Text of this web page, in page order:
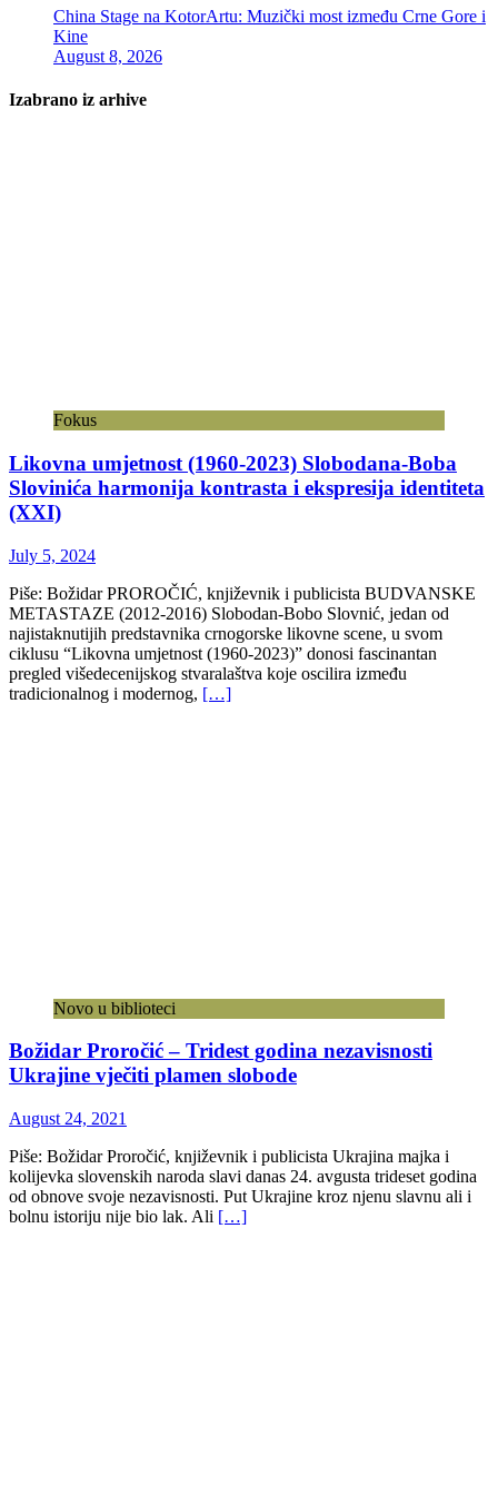
China Stage na KotorArtu: Muzički most između Crne Gore i
Kine
August 8, 2026
Izabrano iz arhive
Fokus
Likovna umjetnost (1960-2023) Slobodana-Boba
Slovinića harmonija kontrasta i ekspresija identiteta
(XXI)
July 5, 2024
Piše: Božidar PROROČIĆ, književnik i publicista BUDVANSKE
METASTAZE (2012-2016) Slobodan-Bobo Slovnić, jedan od
najistaknutijih predstavnika crnogorske likovne scene, u svom
ciklusu “Likovna umjetnost (1960-2023)” donosi fascinantan
pregled višedecenijskog stvaralaštva koje oscilira između
tradicionalnog i modernog, […]
Novo u biblioteci
Božidar Proročić – Tridest godina nezavisnosti
Ukrajine vječiti plamen slobode
August 24, 2021
Piše: Božidar Proročić, književnik i publicista Ukrajina majka i
kolijevka slovenskih naroda slavi danas 24. avgusta trideset godina
od obnove svoje nezavisnosti. Put Ukrajine kroz njenu slavnu ali i
bolnu istoriju nije bio lak. Ali […]